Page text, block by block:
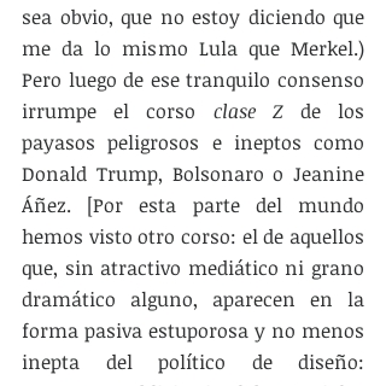
sea obvio, que no estoy diciendo que
me da lo mismo Lula que Merkel.)
Pero luego de ese tranquilo consenso
irrumpe el corso clase Z de los
payasos peligrosos e ineptos como
Donald Trump, Bolsonaro o Jeanine
Áñez. [Por esta parte del mundo
hemos visto otro corso: el de aquellos
que, sin atractivo mediático ni grano
dramático alguno, aparecen en la
forma pasiva estuporosa y no menos
inepta del político de diseño: